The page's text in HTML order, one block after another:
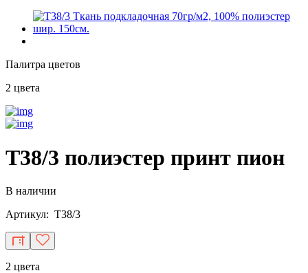
Палитра цветов
2 цвета
T38/3 полиэстер принт пион
В наличии
Артикул: T38/3
2 цвета